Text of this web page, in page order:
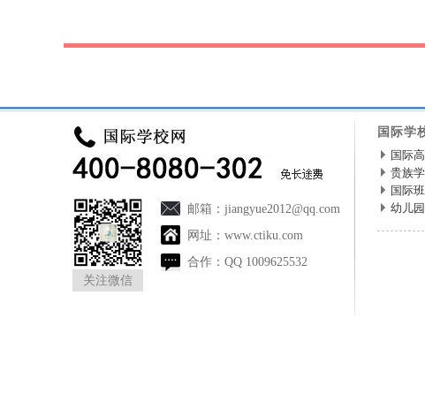
关注微信
邮箱： jiangyue2012@qq.com
网址： www.ctiku.com
合作： QQ 1009625532
国际学
国际
贵族
国际班
幼儿园